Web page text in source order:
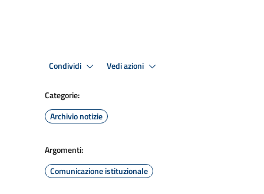
Condividi Vedi azioni
Categorie:
Archivio notizie
Argomenti:
Comunicazione istituzionale